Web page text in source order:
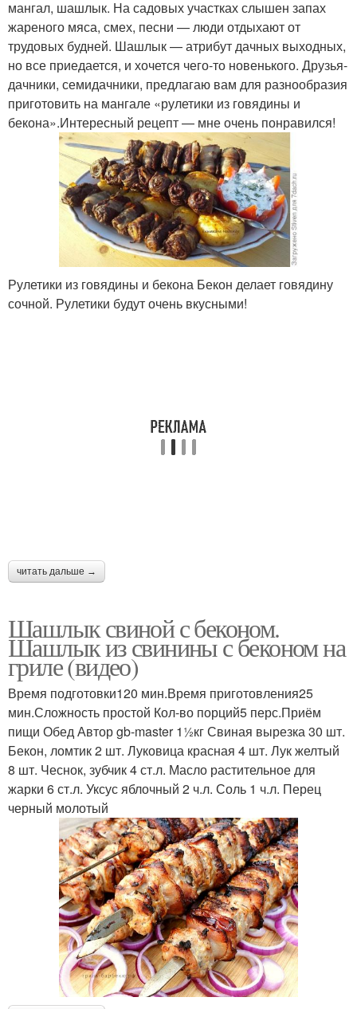
мангал, шашлык. На садовых участках слышен запах
жареного мяса, смех, песни — люди отдыхают от
трудовых будней. Шашлык — атрибут дачных выходных,
но все приедается, и хочется чего-то новенького. Друзья-
дачники, семидачники, предлагаю вам для разнообразия
приготовить на мангале «рулетики из говядины и
бекона».Интересный рецепт — мне очень понравился!
Рулетики из говядины и бекона Бекон делает говядину
сочной. Рулетики будут очень вкусными!
читать дальше →
Шашлык свиной с беконом.
Шашлык из свинины с беконом на
гриле (видео)
Время подготовки120 мин.Время приготовления25
мин.Сложность простой Кол-во порций5 перс.Приём
пищи Обед Автор gb-master 11⁄2кг Свиная вырезка 30 шт.
Бекон, ломтик 2 шт. Луковица красная 4 шт. Лук желтый
8 шт. Чеснок, зубчик 4 ст.л. Масло растительное для
жарки 6 ст.л. Уксус яблочный 2 ч.л. Соль 1 ч.л. Перец
черный молотый